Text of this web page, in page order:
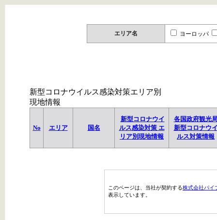
エリア名 ヨーロッパ
新型コロナウイルス感染対策エリア別
現地情報
No エリア 国名
新型コロナウイ
ルス感染対策 エ
リア別現地情報
各国政府観光
新型コロナウ
ルス対策情報
このページは、当社が契約する株式会社パイ
表示しています。